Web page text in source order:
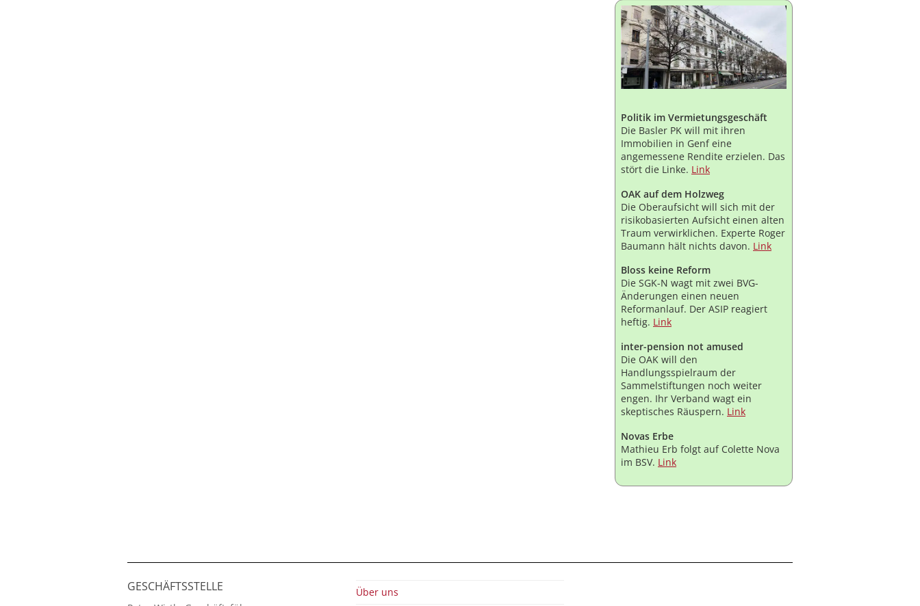
Politik im Vermietungsgeschäft
Die Basler PK will mit ihren
Immobilien in Genf eine
angemessene Rendite erzielen. Das
stört die Linke. Link
OAK auf dem Holzweg
Die Oberaufsicht will sich mit der
risikobasierten Aufsicht einen alten
Traum verwirklichen. Experte Roger
Baumann hält nichts davon. Link
Bloss keine Reform
Die SGK-N wagt mit zwei BVG-
Änderungen einen neuen
Reformanlauf. Der ASIP reagiert
heftig. Link
inter-pension not amused
Die OAK will den
Handlungsspielraum der
Sammelstiftungen noch weiter
engen. Ihr Verband wagt ein
skeptisches Räuspern. Link
Novas Erbe
Mathieu Erb folgt auf Colette Nova
im BSV. Link
GESCHÄFTSSTELLE Über uns